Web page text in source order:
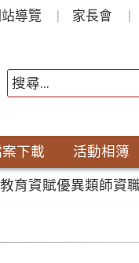
導覽 家長會
下載 活動相簿
育資賦優異類師資